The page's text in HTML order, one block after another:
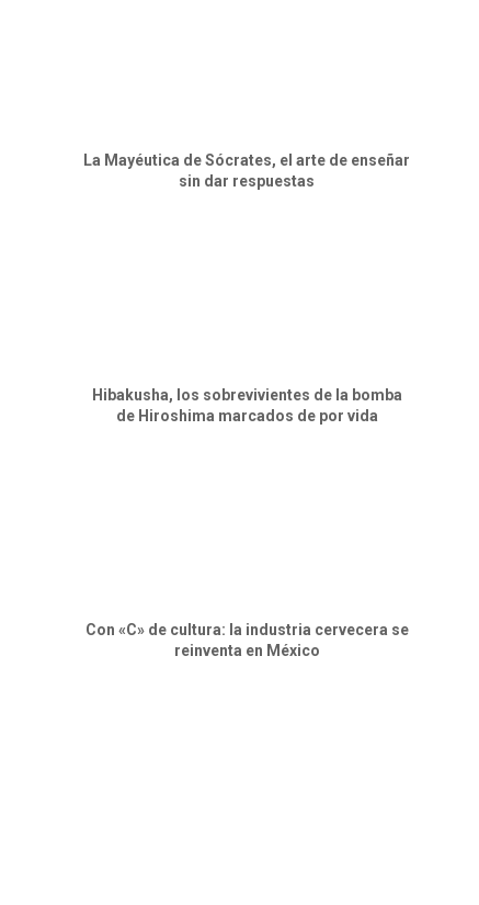
La Mayéutica de Sócrates, el arte de enseñar
sin dar respuestas
Hibakusha, los sobrevivientes de la bomba
de Hiroshima marcados de por vida
Con «C» de cultura: la industria cervecera se
reinventa en México